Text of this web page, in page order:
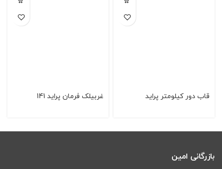
قاب دور كیلومتر پراید غربیلک فرمان پراید 141
بازرگانی امین